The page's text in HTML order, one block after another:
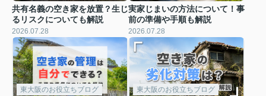
共有名義の空き家を放置？生じ
るリスクについても解説
2026.07.28
実家じまいの方法について！事
前の準備や手順も解説
2026.07.28
東大阪のお役立ちブログ 東大阪のお役立ちブログ